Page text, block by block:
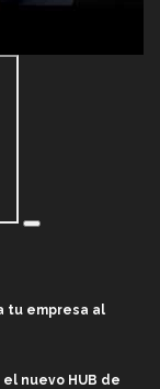
tu empresa al
nuevo HUB de